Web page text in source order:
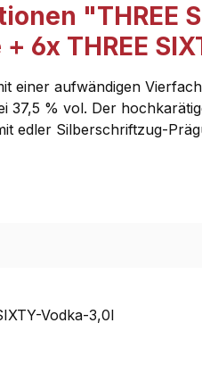
"THREE
6x THREE
einer aufwändigen
37,5 % vol. Der
edler Silberschriftzug-